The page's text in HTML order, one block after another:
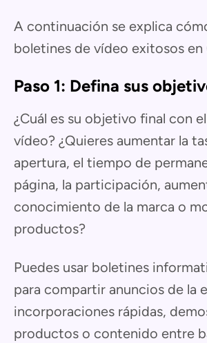
A continuación se explica
boletines de vídeo exitosos en
Paso 1: Defina sus
¿Cuál es su objetivo final con
vídeo? ¿Quieres aumentar la
apertura, el tiempo de
página, la participación,
conocimiento de la marca o
productos?
Puedes usar boletines
para compartir anuncios de la
incorporaciones rápidas,
productos o contenido entre